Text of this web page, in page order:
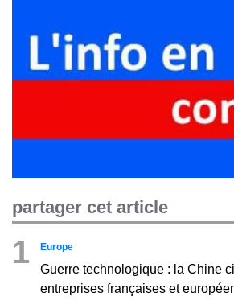
partager cet article
1 Europe
Guerre technologique : la Chine
entreprises françaises et